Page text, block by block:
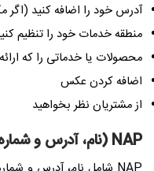
آدرس خود را اضافه کنید (اگر
منطقه خدمات خود را تنظیم
محصولات یا خدماتی را که
اضافه کردن عکس
از مشتریان نظر بخواهید
NAP (نام، آدرس و شماره تلفن)